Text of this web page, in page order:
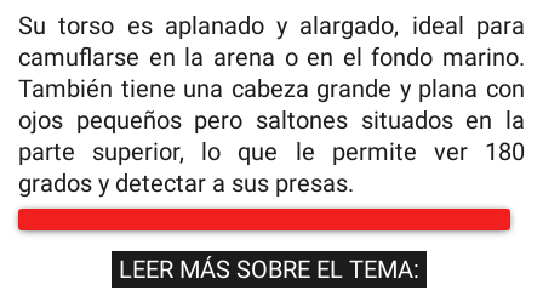
Su torso es aplanado y alargado, ideal para
camuflarse en la arena o en el fondo marino.
También tiene una cabeza grande y plana con
ojos pequeños pero saltones situados en la
parte superior, lo que le permite ver 180
grados y detectar a sus presas.
LEER MÁS SOBRE EL TEMA: